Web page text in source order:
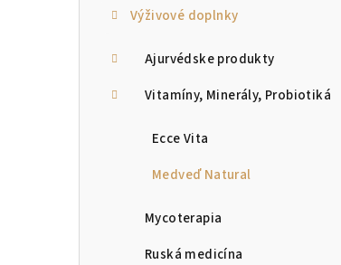
Výživové doplnky
Ajurvédske produkty
Vitamíny, Minerály, Probiotiká
Ecce Vita
Medveď Natural
Mycoterapia
Ruská medicína